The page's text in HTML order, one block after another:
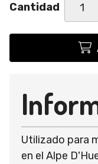
Cantidad
Utilizado para
en el Alpe